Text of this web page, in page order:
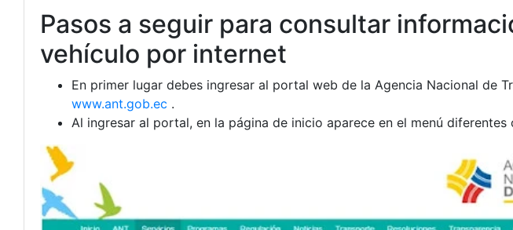
Pasos a seguir para consultar
vehículo por internet
En primer lugar debes ingresar al portal web de la Agencia Nacional de
www.ant.gob.ec .
Al ingresar al portal, en la página de inicio aparece en el menú